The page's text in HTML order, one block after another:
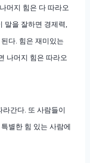
머지 힘은 다 따라오
말을 잘하면 경제력,
다. 힘은 재미있는
나머지 힘은 따라오
간다. 또 사람들이
별한 힘 있는 사람에